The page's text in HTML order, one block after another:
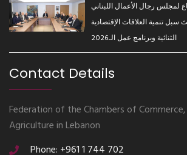
لمجلس رجال الأعمال اللبناني
سبل تنمية العلاقات الإقتصادية
الثنائية وبرنامج عمل الـ2026
Contact Details
Federation of the Chambers of
Agriculture in Lebanon
Phone: +961 1 744 702